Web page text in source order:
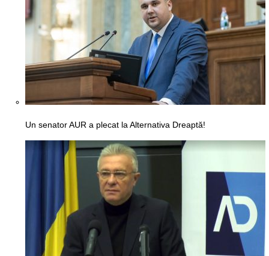
Un senator AUR a plecat la Alternativa Dreaptă!